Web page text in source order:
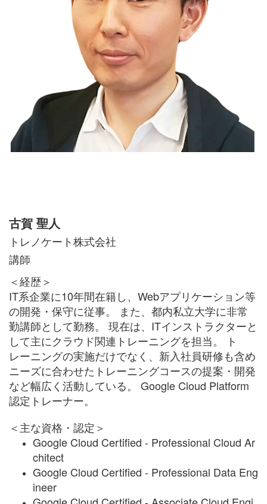
古賀 聖人
トレノケート株式会社
講師
＜経歴＞
IT系企業に10年間在籍し、Webアプリケーション等
の開発・保守に従事。 また、都内私立大学に非常
勤講師として勤務。 現在は、ITインストラクターと
して主にクラウド関連トレーニングを担当。 ト
レーニングの実施だけでなく、新入社員研修も含め
ニーズに合わせたトレーニングコースの提案・開発
など幅広く活動している。 Google Cloud Platform
認定トレーナー。
＜主な資格・認定＞
Google Cloud Certified - Professional Cloud Ar
chitect
Google Cloud Certified - Professional Data Eng
ineer